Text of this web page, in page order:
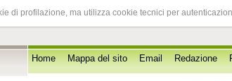
di profilazione, ma utilizza cookie tecnici per
Home Mappa del sito Email Redazione